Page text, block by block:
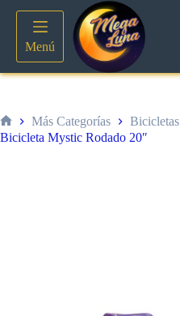
contenido
Menú
Inicio
Más Categorías Bicicletas
Bicicleta Mystic Rodado 20″